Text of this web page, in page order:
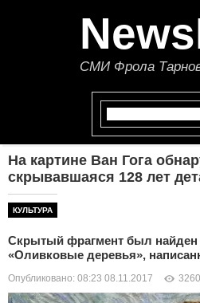
СМИ Фрола
На картине Ван Гога
скрывавшаяся 128 лет
КУЛЬТУРА
Скрытый фрагмент был найден
«Оливковые деревья»,
Опубликовано: 08:23 08.11.2017 3260